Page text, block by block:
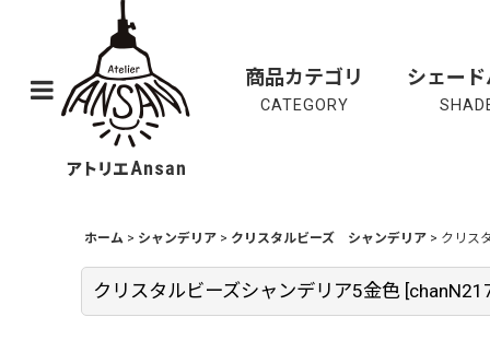
商品カテゴリ
CATEGORY
シェー
ホーム > シャンデリア > クリスタルビーズ シャンデリア > クリス
クリスタルビーズシャンデリア5金色 [